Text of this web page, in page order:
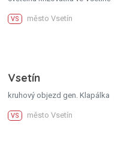
VS město Vsetín
Vsetín
kruhový objezd gen. Klapálka
VS město Vsetín